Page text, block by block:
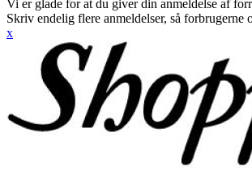
Vi er glade for at du giver din anmeldelse af
Skriv endelig flere anmeldelser, så forbrugerne
x